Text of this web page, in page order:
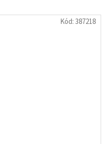
Kód:387218